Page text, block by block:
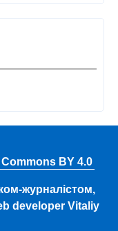
BY 4.0
журналістом,
developer Vitaliy